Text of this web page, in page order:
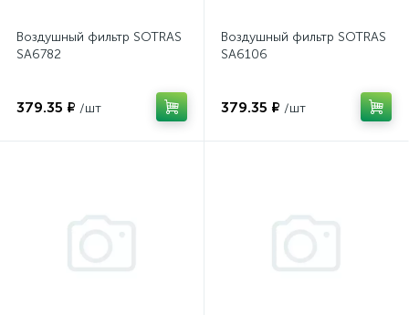
Воздушный фильтр SOTRAS
SA6782
379.35 ₽ /шт
Воздушный фильтр SOTRAS
SA6106
379.35 ₽ /шт